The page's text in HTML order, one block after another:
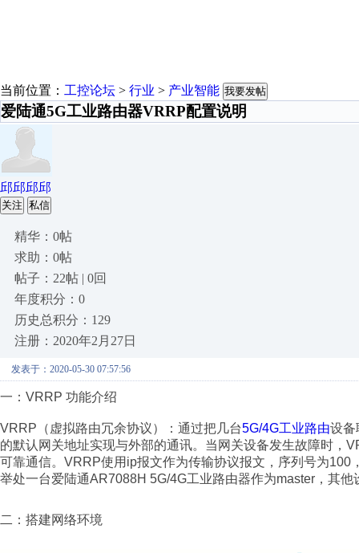
当前位置： 工控论坛 > 行业 > 产业智能 我要发帖
爱陆通5G工业路由器VRRP配置说明
邱邱邱邱
关注 私信
精华：0帖
求助：0帖
帖子：22帖 | 0回
年度积分：0
历史总积分：129
注册：2020年2月27日
发表于：2020-05-30 07:57:56
一：VRRP 功能介绍
VRRP（虚拟路由冗余协议）：通过把几台5G/4G工业路由设备
的默认网关地址实现与外部的通讯。当网关设备发生故障时，
可靠通信。VRRP使用ip报文作为传输协议报文，序列号为
举处一台爱陆通AR7088H 5G/4G工业路由器作为master，其
二：搭建网络环境